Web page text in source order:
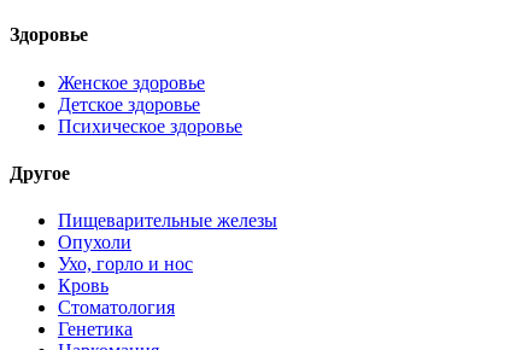
Здоровье
Женское здоровье
Детское здоровье
Психическое здоровье
Другое
Пищеварительные железы
Опухоли
Ухо, горло и нос
Кровь
Стоматология
Генетика